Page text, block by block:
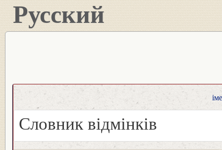
Русский
Словник відмінків